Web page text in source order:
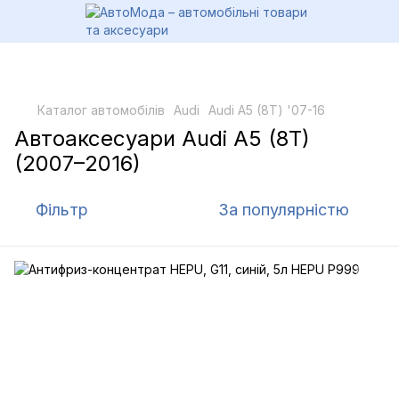
Каталог автомобілів Audi Audi A5 (8Т) '07-16
Автоаксесуари Audi A5 (8T)
(2007–2016)
Фільтр За популярністю